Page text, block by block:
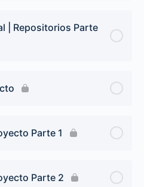
| Repositorios Parte
Parte 1
Parte 2